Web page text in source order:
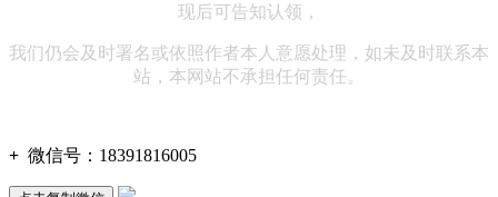
现后可告知认领，
我们仍会及时署名或依照作者本人意愿处理，如未及时联系本
站，本网站不承担任何责任。
+ 微信号： 18391816005